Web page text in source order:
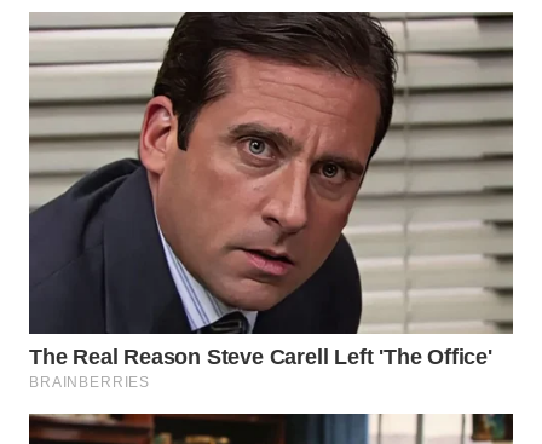
TANGERANG
WN
BINJAI
WN
CIREBON
WN
KUNINGAN